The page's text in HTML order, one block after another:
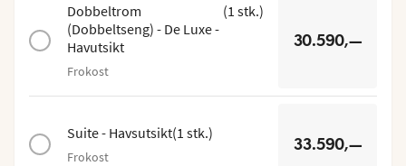
Dobbeltrom
(Dobbeltseng) - De Luxe -
Havutsikt
(1 stk.)
Frokost
30.590,—
Suite - Havsutsikt(1 stk.)
Frokost
33.590,—